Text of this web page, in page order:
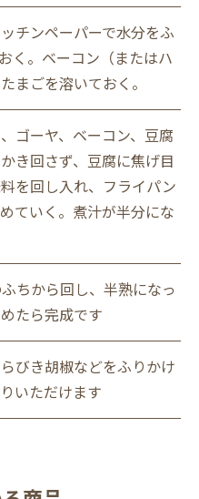
チンペーパーで水分をふ
く。ベーコン（またはハ
まごを溶いておく。
ゴーヤ、ベーコン、豆腐
き回さず、豆腐に焦げ目
を回し入れ、フライパン
ていく。煮汁が半分にな
ちから回し、半熟になっ
たら完成です
びき胡椒などをふりかけ
いただけます